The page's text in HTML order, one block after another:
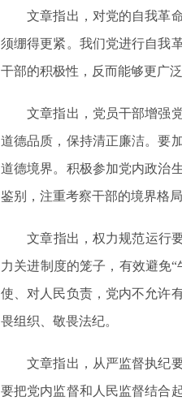
文章指出，对党的自我革命
须绷得更紧。我们党进行自我
干部的积极性，反而能够更广
文章指出，党员干部增强党
道德品质，保持清正廉洁。要
道德境界。积极参加党内政治
鉴别，注重考察干部的境界格
文章指出，权力规范运行要
力关进制度的笼子，有效避免
使、对人民负责，党内不允许
畏组织、敬畏法纪。
文章指出，从严监督执纪要
要把党内监督和人民监督结合